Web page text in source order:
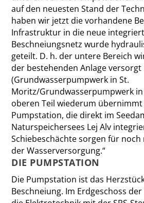
auf den neuesten Stand der
haben wir jetzt die vorhandene
Infrastruktur in die neue
Beschneiungsnetz wurde
geteilt. D. h. der untere Bereich
der bestehenden Anlage versorgt
(Grundwasserpumpwerk in St.
Moritz/Grundwasserpumpwerk in
oberen Teil wiederum
Pumpstation, die direkt im
Naturspeichersees Lej Alv
Schiebeschächte sorgen für
der Wasserversorgung.“
DIE PUMPSTATION
Die Pumpstation ist das
Beschneiung. Im Erdgeschoss